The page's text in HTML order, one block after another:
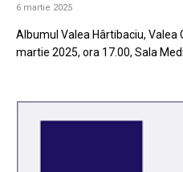
6 martie 2025
Albumul Valea Hârtibaciu, Valea
martie 2025, ora 17.00, Sala